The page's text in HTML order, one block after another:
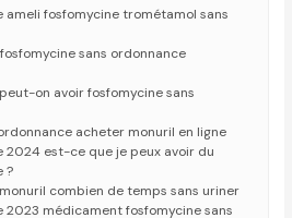
ameli fosfomycine trométamol sans
sans ordonnance
on avoir fosfomycine sans
acheter monuril en ligne
2024 est-ce que je peux avoir du
?
combien de temps sans uriner
2023 médicament fosfomycine sans